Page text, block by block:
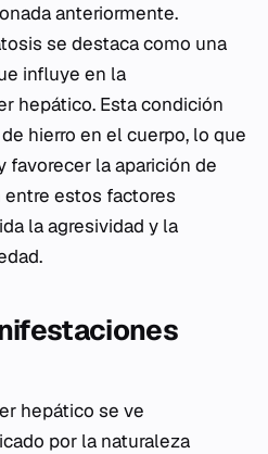
anteriormente.
se destaca como una
influye en la
hepático. Esta condición
hierro en el cuerpo, lo que
favorecer la aparición de
estos factores
la agresividad y la
hepático se ve
por la naturaleza